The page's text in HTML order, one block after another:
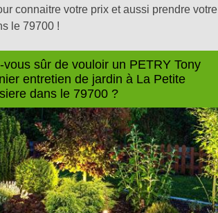
connaitre votre prix et aussi prendre votre
le 79700 !
vous sûr de vouloir un PETRY Tony
entretien de jardin à La Petite
dans le 79700 ?